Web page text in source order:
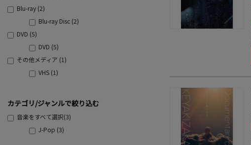
Blu-ray (2)
Blu-ray Disc (2)
DVD (5)
DVD (5)
その他メディア (1)
VHS (1)
カテゴリ/ジャンルで絞り込む
音楽をすべて選択(3)
J-Pop (3)